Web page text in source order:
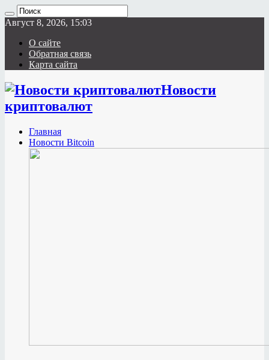
Август 8, 2026, 15:03
О сайте
Обратная связь
Карта сайта
Новости
криптовалют
Главная
Новости Bitcoin